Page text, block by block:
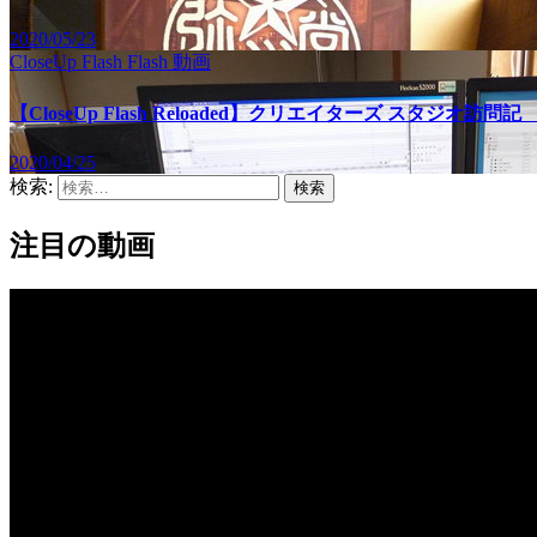
2020/05/23
CloseUp Flash Flash 動画
【CloseUp Flash Reloaded】クリエイターズ スタジオ訪問
2020/04/25
検索:
注目の動画